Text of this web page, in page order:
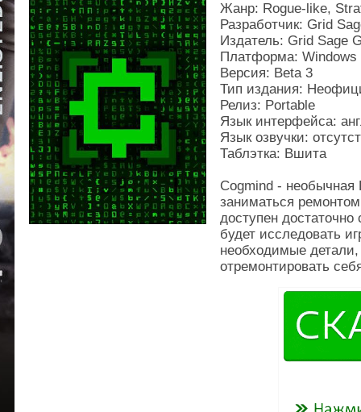
Жанр: Rogue-like,
Разработчик: Grid
Издатель: Grid Sage
Платформа: Windows
Версия: Beta 3
Тип издания:
Релиз: Portable
Язык интерфейса:
Язык озвучки:
Таблэтка: Вшита
Cogmind - необычная
заниматься
доступен
будет исследовать
необходимые
отремонтировать